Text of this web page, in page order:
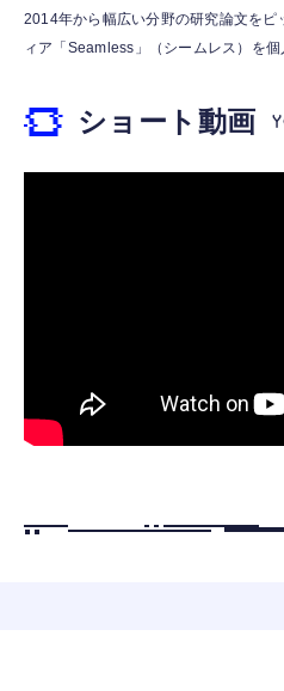
【整備済み品】
グレー (整備済み
ネオンブルー/
￥54,302
Switch コントロ
イッチ コントロ
ス 在宅用
MINISFORUM
9955HX、DDR5
￥147,555
2014年から幅広い分野の研究論文を
ィア「Seamless」（シームレス）を個
ショート動画